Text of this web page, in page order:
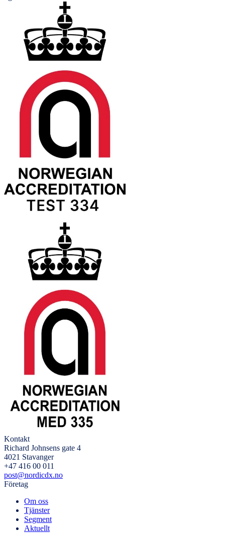
Kontakt
Richard Johnsens gate 4
4021 Stavanger
+47 416 00 011
post@nordicdx.no
Företag
Om oss
Tjänster
Segment
Aktuellt